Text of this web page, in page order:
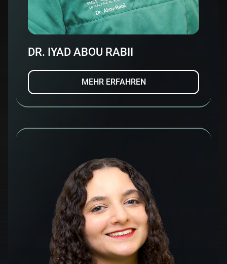
DR. IYAD ABOU RABII
MEHR ERFAHREN